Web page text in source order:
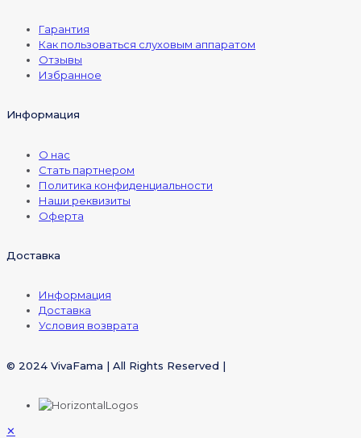
Гарантия
Как пользоваться слуховым аппаратом
Отзывы
Избранное
Информация
О нас
Стать партнером
Политика конфиденциальности
Наши реквизиты
Оферта
Доставка
Информация
Доставка
Условия возврата
© 2024 VivaFama | All Rights Reserved |
✕